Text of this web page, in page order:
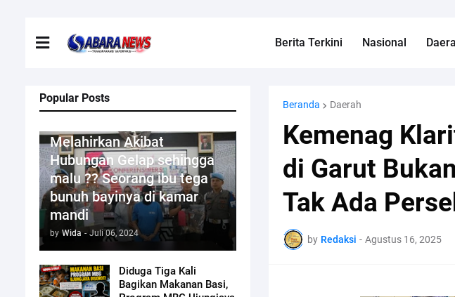
Berita Terkini Nasional
Popular Posts
Melahirkan Akibat
Hubungan Gelap sehingga
malu ?? Seorang ibu tega
bunuh bayinya di kamar
mandi
by Wida - Juli 06, 2024
Diduga Tiga Kali
Bagikan Makanan Basi,
Beranda Daerah
Kemenag
di Garut
Tak Ada
by Redaksi - Agustus 16, 2025